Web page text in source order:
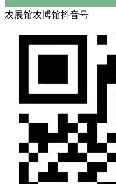
农展馆农博馆抖音号